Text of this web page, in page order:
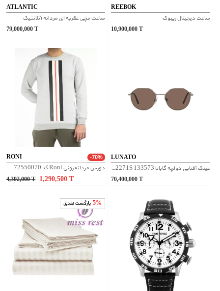
ATLANTIC
ساعت مچی عقربه ای مردانه آتلانتیک
79,000,000T
REEBOK
ساعت دیجیتال ریبوک
10,900,000 T
RONI -70%
دورس مردانه رونی Roni کد 72550070
4,302,000T 1,290,500T
LUNATO
عینک آفتابی دولچه گابانا Dolce &amp; Gabbana DG2271S 133573 - نقره‌ای
70,400,000 T
5% بازگشت نقدی